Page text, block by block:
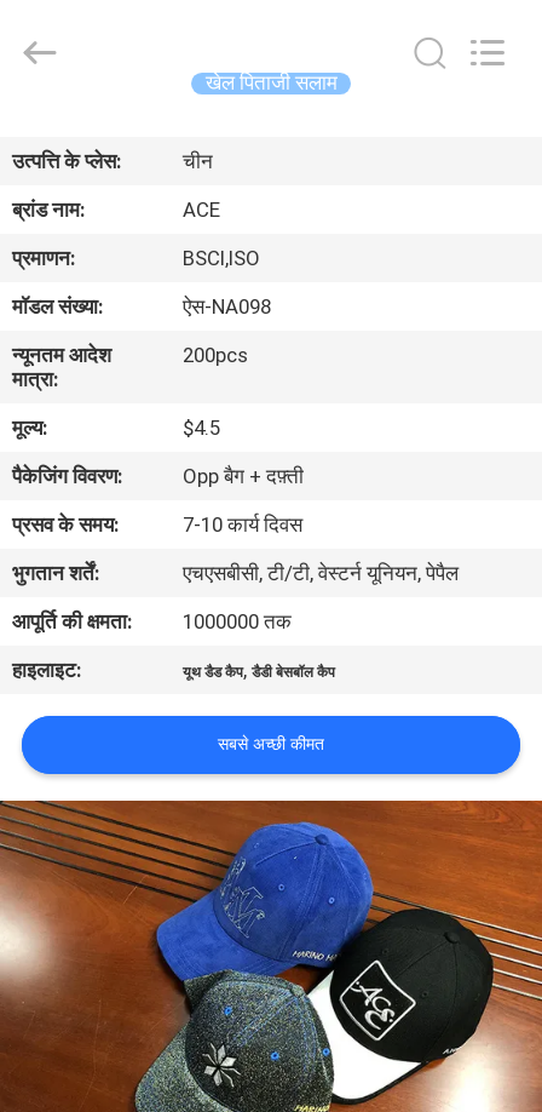
उत्पादों
हमारे
में
कारखाना
भ्रमण
गुणवत्ता
नियंत्रण
संपर्क
करें
समाचार
मामलों
साइटमैप
PRIVACY
POLICY
Manufacturing
खेल पिताजी सलाम
उत्पत्ति के प्लेस:
चीन
ब्रांड नाम:
ACE
प्रमाणन:
BSCI,ISO
मॉडल संख्या:
ऐस-NA098
न्यूनतम आदेश
मात्रा:
200pcs
मूल्य:
$4.5
पैकेजिंग विवरण:
Opp बैग + दफ़्ती
प्रसव के समय:
7-10 कार्य दिवस
भुगतान शर्तें:
एचएसबीसी, टी/टी, वेस्टर्न यूनियन, पेपैल
आपूर्ति की क्षमता:
1000000 तक
हाइलाइट:
यूथ डैड कैप,डैडी बेसबॉल कैप
सबसे अच्छी कीमत